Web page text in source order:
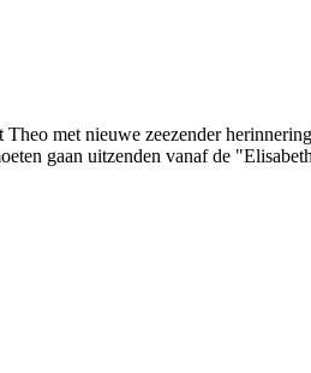
met nieuwe zeezender
gaan uitzenden vanaf de